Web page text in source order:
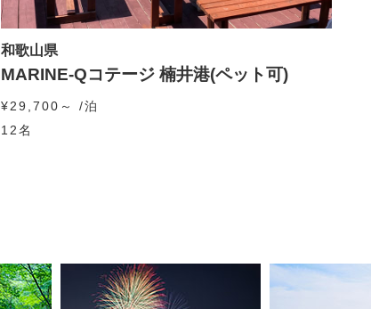
和歌山県
MARINE-Qコテージ 楠井港(ペット可)
¥29,700～ /泊
12名